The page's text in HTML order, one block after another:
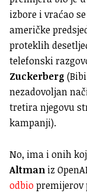
izbore i vraćao
američke
proteklih
telefonski
Zuckerberg
nezadovoljan
tretira njegovu
kampanji).
No, ima i onih
Altman iz
odbiopremijerov